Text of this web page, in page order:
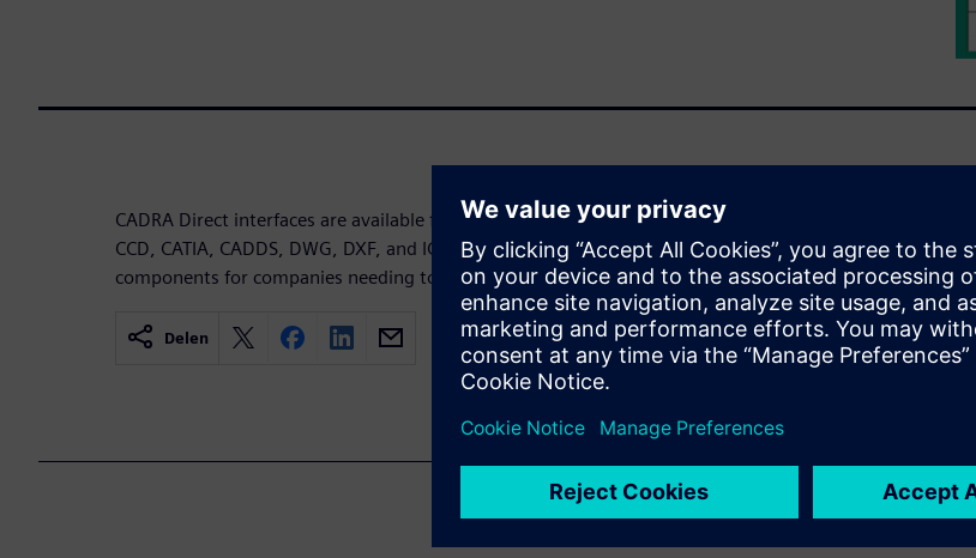
CADRA Direct interfaces are available for MICROCADAM, CADAM, PRO-CADAM,
CCD, CATIA, CADDS, DWG, DXF, and IGES. CADRA Direct contains fundamental
components for companies needing to manage legacy CAD data.
Delen